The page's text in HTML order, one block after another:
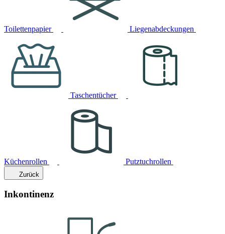
Toilettenpapier Liegenabdeckungen
Taschentücher
Küchenrollen Putztuchrollen
Zurück
Inkontinenz